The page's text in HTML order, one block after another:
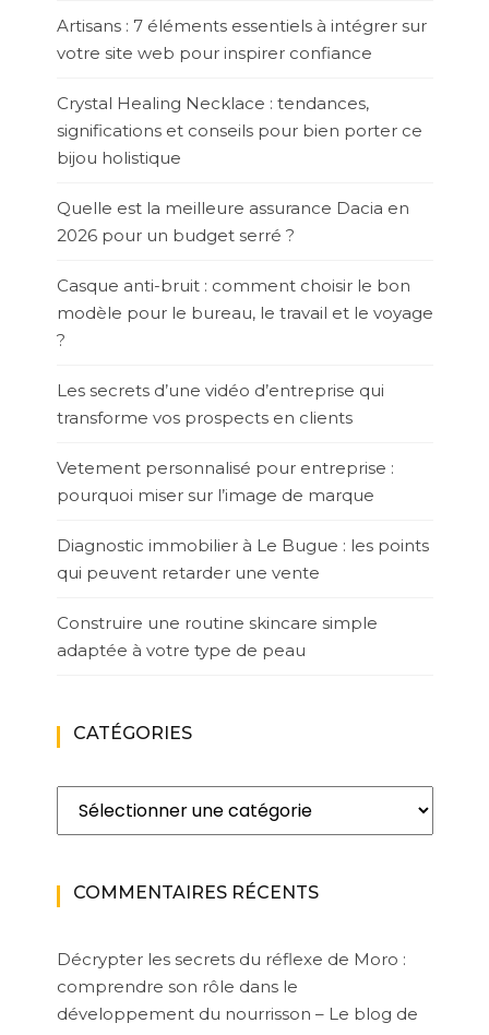
Artisans : 7 éléments essentiels à intégrer sur
votre site web pour inspirer confiance
Crystal Healing Necklace : tendances,
significations et conseils pour bien porter ce
bijou holistique
Quelle est la meilleure assurance Dacia en
2026 pour un budget serré ?
Casque anti-bruit : comment choisir le bon
modèle pour le bureau, le travail et le voyage
?
Les secrets d’une vidéo d’entreprise qui
transforme vos prospects en clients
Vetement personnalisé pour entreprise :
pourquoi miser sur l’image de marque
Diagnostic immobilier à Le Bugue : les points
qui peuvent retarder une vente
Construire une routine skincare simple
adaptée à votre type de peau
CATÉGORIES
Catégories
COMMENTAIRES RÉCENTS
Décrypter les secrets du réflexe de Moro :
comprendre son rôle dans le
développement du nourrisson – Le blog de